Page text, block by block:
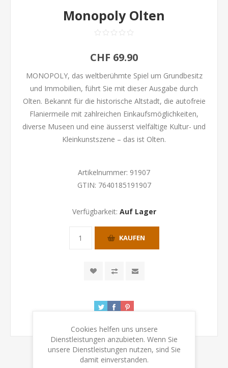
Monopoly Olten
CHF 69.90
MONOPOLY, das weltberühmte Spiel um Grundbesitz
und Immobilien, führt Sie mit dieser Ausgabe durch
Olten. Bekannt für die historische Altstadt, die autofreie
Flaniermeile mit zahlreichen Einkaufsmöglichkeiten,
diverse Museen und eine äusserst vielfältige Kultur- und
Kleinkunstszene – das ist Olten.
Artikelnummer: 91907
GTIN: 7640185191907
Verfügbarkeit: Auf Lager
KAUFEN
Cookies helfen uns unsere
Dienstleistungen anzubieten. Wenn Sie
unsere Dienstleistungen nutzen, sind Sie
damit einverstanden.